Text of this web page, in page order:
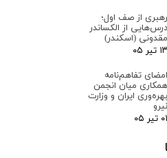
رهبری از صف اول؛
درس‌هایی از الکساندر
مقدونی (اسکندر)
۱۳ تیر ۰۵
امضای تفاهم‌نامه
همکاری میان انجمن
بهره‌وری ایران و وزارت
نیرو
۰۱ تیر ۰۵